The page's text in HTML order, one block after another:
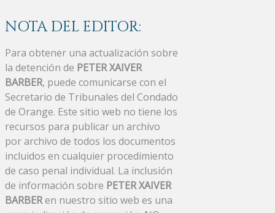
NOTA DEL EDITOR:
Para obtener una actualización sobre
la detención de PETER XAIVER
BARBER, puede comunicarse con el
Secretario de Tribunales del Condado
de Orange. Este sitio web no tiene los
recursos para publicar un archivo
por archivo de todos los documentos
incluidos en cualquier procedimiento
de caso penal individual. La inclusión
de información sobre PETER XAIVER
BARBERen nuestro sitio web es una